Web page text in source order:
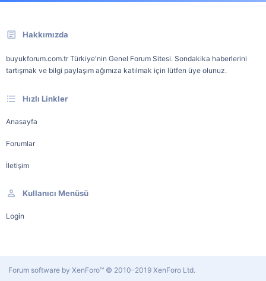
Hakkımızda
buyukforum.com.tr Türkiye'nin Genel Forum Sitesi. Sondakika haberlerini
tartışmak ve bilgi paylaşım ağımıza katılmak için lütfen üye olunuz.
Hızlı Linkler
Anasayfa
Forumlar
İletişim
Kullanıcı Menüsü
Login
Forum software by XenForo™ © 2010-2019 XenForo Ltd.